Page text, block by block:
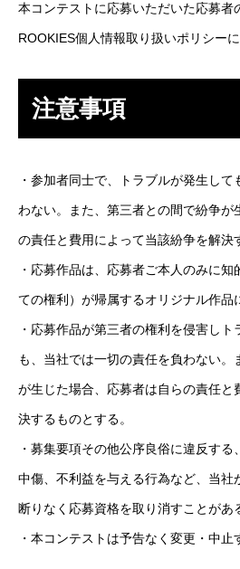
本コンテストに応募いただいた応募者
ROOKIES個人情報取り扱いポリシー
注意事項
・参加者同士で、トラブルが発生し
わない。また、第三者との間で紛争が
の責任と費用によって当該紛争を解決
・応募作品は、応募者ご本人のみに
ての権利）が帰属するオリジナル作品
・応募作品が第三者の権利を侵害し
も、当社では一切の責任を負わない
が生じた場合、応募者は自らの責任と
決するものとする。
・募集要項その他公序良俗に違反す
中傷、不利益を与える行為など、当社
断りなく応募資格を取り消すことがあ
・本コンテストは予告なく変更・中止